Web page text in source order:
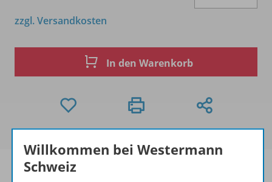
zzgl. Versandkosten
In den Warenkorb
Willkommen bei Westermann
Schweiz